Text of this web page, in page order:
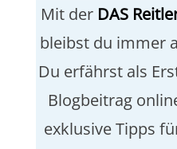
Mit der DAS
bleibst du immer
Du erfährst als
Blogbeitrag
exklusive Tipps